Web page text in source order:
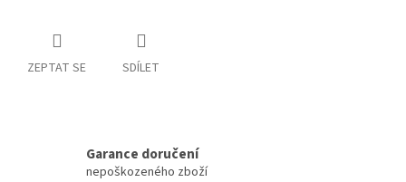
ZEPTAT SE SDÍLET
Garance doručení
nepoškozeného zboží